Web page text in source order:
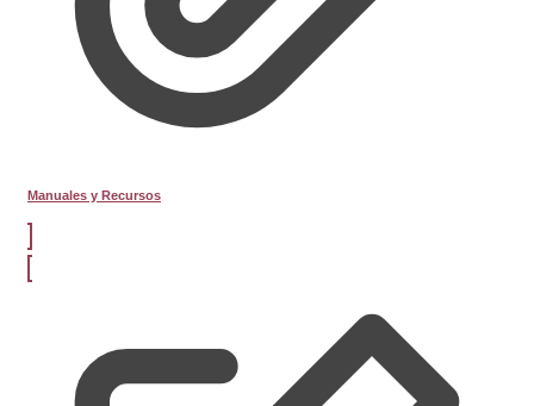
Manuales y Recursos